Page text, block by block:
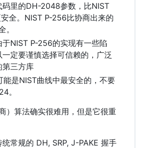
码里的DH-2048参数，比NIST
全。NIST P-256比协商出来的
。
于NIST P-256的实现有一些陷
一定要谨慎选择可信赖的，广泛
第三方库
能是NIST曲线中最安全的，不要
。
）算法确实很难用，但是它很重
统常规的 DH, SRP, J-PAKE 握手